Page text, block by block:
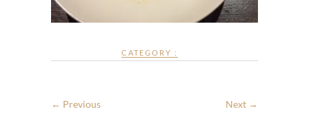
CATEGORY :
← Previous Next →